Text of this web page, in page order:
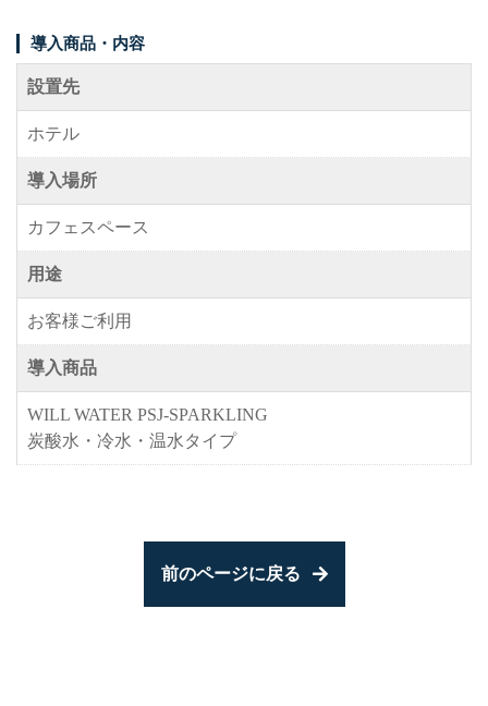
導入商品・内容
設置先
ホテル
導入場所
カフェスペース
用途
お客様ご利用
導入商品
WILL WATER PSJ-SPARKLING
炭酸水・冷水・温水タイプ
前のページに戻る